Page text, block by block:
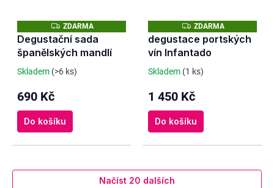
Z
D
A
R
M
A
ZDARMA
Degustační sada
španělských mandlí
Skladem (>6 ks)
690 Kč
Do košíku
Z
D
A
R
A
ZDARMA
degustace portských
vín Infantado
Skladem (1 ks)
1 450 Kč
Do košíku
Načíst 20 dalších